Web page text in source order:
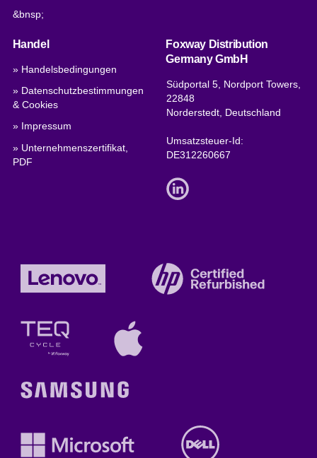
&bnsp;
Handel
» Handelsbedingungen
» Datenschutzbestimmungen
& Cookies
» Impressum
» Unternehmenszertifikat,
PDF
Foxway Distribution
Germany GmbH
Südportal 5, Nordport Towers,
22848
Norderstedt, Deutschland
Umsatzsteuer-Id:
DE312260667